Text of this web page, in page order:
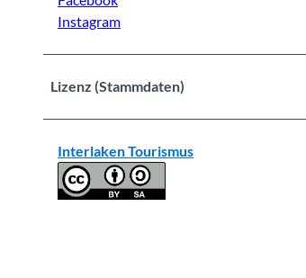
Instagram
Lizenz (Stammdaten)
Interlaken Tourismus